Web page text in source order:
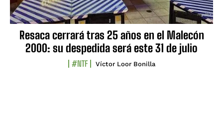
Resaca cerrará tras 25 años en el Malecón
2000: su despedida será este 31 de julio
#NTF Víctor Loor Bonilla